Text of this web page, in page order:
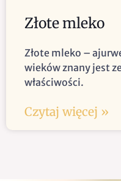
Złote mleko
Złote mleko –
wieków znany jest
właściwości.
Czytaj więcej »